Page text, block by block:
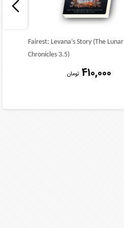
Fairest: Levana’s Story (The Lunar
Chronicles 3.5)
410,000 تومان